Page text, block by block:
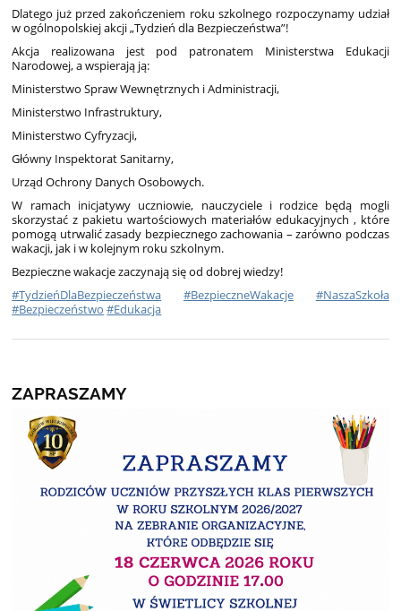
Dlatego już przed zakończeniem roku szkolnego rozpoczynamy udział
w ogólnopolskiej akcji „Tydzień dla Bezpieczeństwa”!
Akcja realizowana jest pod patronatem Ministerstwa Edukacji
Narodowej, a wspierają ją:
Ministerstwo Spraw Wewnętrznych i Administracji,
Ministerstwo Infrastruktury,
Ministerstwo Cyfryzacji,
Główny Inspektorat Sanitarny,
Urząd Ochrony Danych Osobowych.
W ramach inicjatywy uczniowie, nauczyciele i rodzice będą mogli
skorzystać z pakietu wartościowych materiałów edukacyjnych , które
pomogą utrwalić zasady bezpiecznego zachowania – zarówno podczas
wakacji, jak i w kolejnym roku szkolnym.
Bezpieczne wakacje zaczynają się od dobrej wiedzy!
#TydzieńDlaBezpieczeństwa
#BezpieczneWakacje
#NaszaSzkoła
#Bezpieczeństwo #Edukacja
ZAPRASZAMY